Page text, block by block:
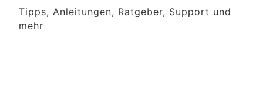
Tipps, Anleitungen, Ratgeber, Support und
mehr